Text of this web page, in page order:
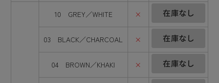
10 GREY／WHITE ×
03 BLACK／CHARCOAL ×
04 BROWN／KHAKI ×